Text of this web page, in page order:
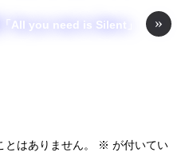
»
「All you need is Silent」
はありません。 ※ が付いてい